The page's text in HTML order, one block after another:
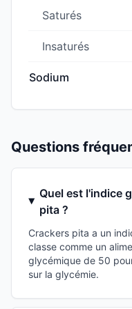
Saturés
Insaturés
Sodium
Questions
Quel est l'indice
pita ?
Crackers pita a un
classe comme un
glycémique de 50
sur la glycémie.